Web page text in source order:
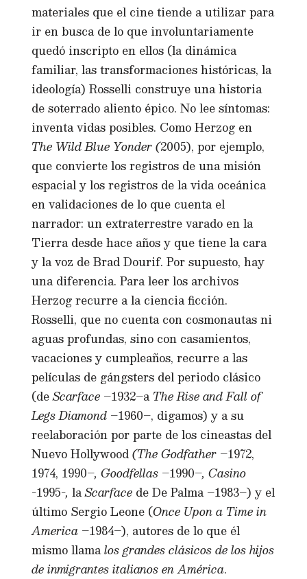
materiales que el cine tiende a utilizar para
ir en busca de lo que involuntariamente
quedó inscripto en ellos (la dinámica
familiar, las transformaciones históricas, la
ideología) Rosselli construye una historia
de soterrado aliento épico. No lee síntomas:
inventa vidas posibles. Como Herzog en
The Wild Blue Yonder (2005), por ejemplo,
que convierte los registros de una misión
espacial y los registros de la vida oceánica
en validaciones de lo que cuenta el
narrador: un extraterrestre varado en la
Tierra desde hace años y que tiene la cara
y la voz de Brad Dourif. Por supuesto, hay
una diferencia. Para leer los archivos
Herzog recurre a la ciencia ficción.
Rosselli, que no cuenta con cosmonautas ni
aguas profundas, sino con casamientos,
vacaciones y cumpleaños, recurre a las
películas de gángsters del periodo clásico
(deScarface –1932–a The Rise and Fall of
Legs Diamond –1960–, digamos) y a su
reelaboración por parte de los cineastas del
Nuevo Hollywood(The Godfather –1972,
1974, 1990–,Goodfellas –1990–, Casino
-1995-, laScarface de De Palma –1983–) y el
último Sergio Leone (Once Upon a Time in
America –1984–), autores de lo que él
mismo llamalos grandes clásicos de los hijos
de inmigrantes italianos en América.